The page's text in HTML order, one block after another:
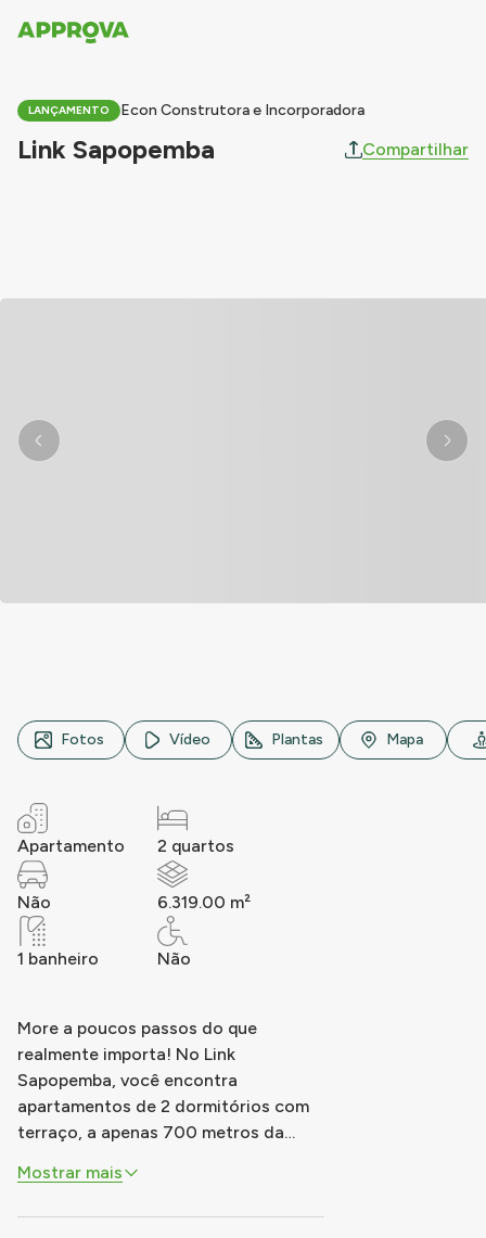
LANÇAMENTO Econ Construtora e Incorporadora
Link Sapopemba Compartilhar
Avenida Sapopemba, n° 7737, Jardim Adutora, São Paulo
Fotos Vídeo Plantas Mapa
Apartamento 2 quartos
Não 6.319.00 m²
1 banheiro Não
More a poucos passos do que
realmente importa! No Link
Sapopemba, você encontra
apartamentos de 2 dormitórios com
terraço, a apenas 700 metros da
mercados, escolas e tudo o que
Mostrar mais